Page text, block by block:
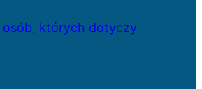
osób, których dotyczy